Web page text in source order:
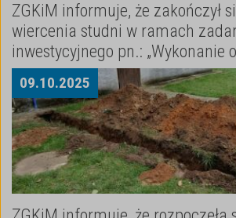
ZGKiM informuje, że zakończył
wiercenia studni w ramach
inwestycyjnego pn.: „Wykonanie
głębinowej w celu zasilenia
09.10.2025